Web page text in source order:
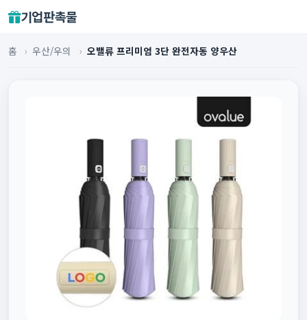
기업판촉물
홈 › 우산/우의 › 오밸류 프리미엄 3단 완전자동 양우산